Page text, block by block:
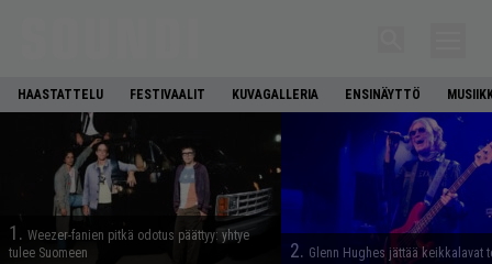
HAASTATTELU FESTIVAALIT KUVAGALLERIA ENSINÄYTTÖ
1. Weezer-fanien pitkä odotus päättyy: yhtye
tulee Suomeen
2. Glenn Hughes jättää keikkalavat